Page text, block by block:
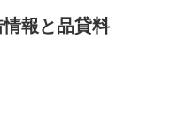
報と品貸料